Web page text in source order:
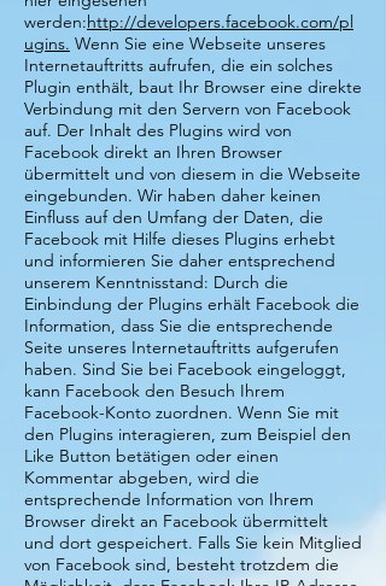
werden:http://developers.facebook.com/pl
ugins. Wenn Sie eine Webseite unseres
Internetauftritts aufrufen, die ein solches
Plugin enthält, baut Ihr Browser eine direkte
Verbindung mit den Servern von Facebook
auf. Der Inhalt des Plugins wird von
Facebook direkt an Ihren Browser
übermittelt und von diesem in die Webseite
eingebunden. Wir haben daher keinen
Einfluss auf den Umfang der Daten, die
Facebook mit Hilfe dieses Plugins erhebt
und informieren Sie daher entsprechend
unserem Kenntnisstand: Durch die
Einbindung der Plugins erhält Facebook die
Information, dass Sie die entsprechende
Seite unseres Internetauftritts aufgerufen
haben. Sind Sie bei Facebook eingeloggt,
kann Facebook den Besuch Ihrem
Facebook-Konto zuordnen. Wenn Sie mit
den Plugins interagieren, zum Beispiel den
Like Button betätigen oder einen
Kommentar abgeben, wird die
entsprechende Information von Ihrem
Browser direkt an Facebook übermittelt
und dort gespeichert. Falls Sie kein Mitglied
von Facebook sind, besteht trotzdem die